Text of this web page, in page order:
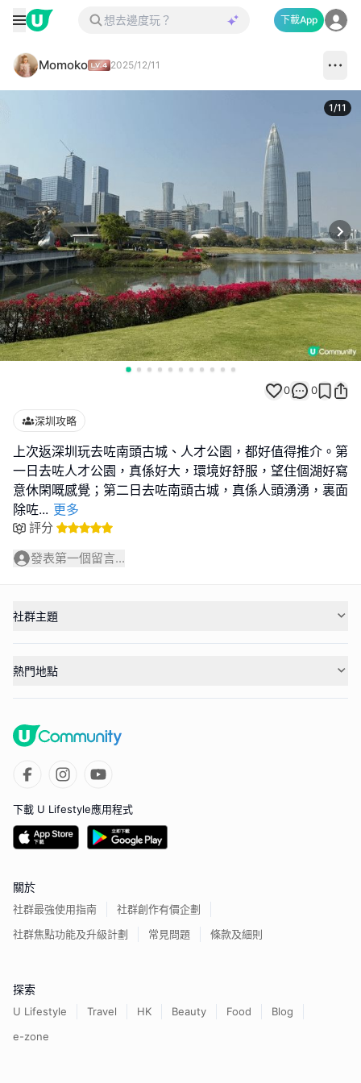
下載App
Momoko 2025/12/11
1/11
0 0
深圳攻略
上次返深圳玩去咗南頭古城、人才公園，都好值得推介。第
一日去咗人才公園，真係好大，環境好舒服，望住個湖好寫
意休閑嘅感覺；第二日去咗南頭古城，真係人頭湧湧，裏面
除咗... 更多
評分
發表第一個留言...
社群主題
熱門地點
下載 U Lifestyle應用程式
關於
社群最強使用指南
社群創作有價企劃
社群焦點功能及升級計劃
常見問題 條款及細則
探索
U Lifestyle Travel HK Beauty Food
Blog
e-zone